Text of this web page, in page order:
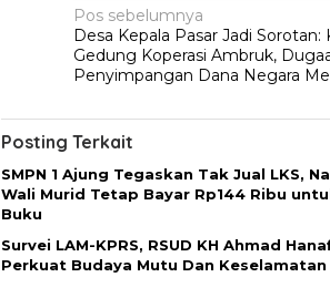
N
a
v
i
g
a
s
i
p
Pos sebelumnya
Desa Kepala Pasar Jadi Sorotan:
Gedung Koperasi Ambruk,
Penyimpangan Dana Negara
Posting Terkait
SMPN 1 Ajung Tegaskan Tak Jual LKS,
Wali Murid Tetap Bayar Rp144 Ribu
Buku
Survei LAM-KPRS, RSUD KH Ahmad
Perkuat Budaya Mutu Dan Keselamatan